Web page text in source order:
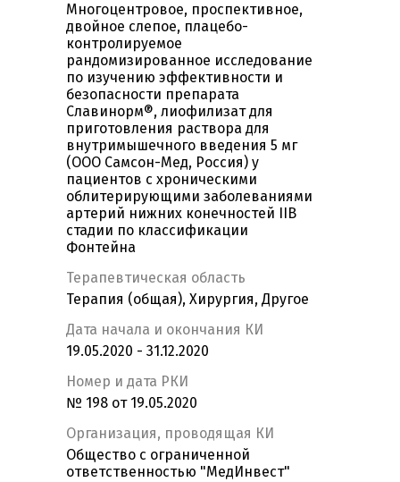
Многоцентровое, проспективное,
двойное слепое, плацебо-
контролируемое
рандомизированное исследование
по изучению эффективности и
безопасности препарата
Славинорм®, лиофилизат для
приготовления раствора для
внутримышечного введения 5 мг
(ООО Самсон-Мед, Россия) у
пациентов с хроническими
облитерирующими заболеваниями
артерий нижних конечностей IIB
стадии по классификации
Фонтейна
Терапевтическая область
Терапия (общая), Хирургия, Другое
Дата начала и окончания КИ
19.05.2020 - 31.12.2020
Номер и дата РКИ
№ 198 от 19.05.2020
Организация, проводящая КИ
Общество с ограниченной
ответственностью "МедИнвест"